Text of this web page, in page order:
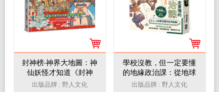
封神榜‧神界大地圖：神
仙妖怪才知道《封神
榜》怎麼玩
出版品牌 : 野人文化
學校沒教，但一定要懂
的地緣政治課：從地球
儀開始的國際大局觀
出版品牌 : 野人文化